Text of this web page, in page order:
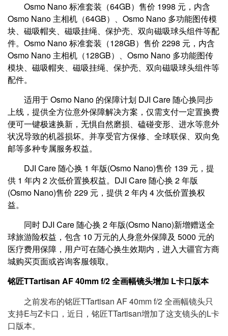
Osmo Nano 标准套装（64GB）售价 1998 元，内含
Osmo Nano 主相机（64GB）、Osmo Nano 多功能图传模
块、磁吸帽夹、磁吸挂绳、保护壳、双向磁吸球头组件等配
件。Osmo Nano 标准套装（128GB）售价 2298 元，内含
Osmo Nano 主相机（128GB）、Osmo Nano 多功能图传
模块、磁吸帽夹、磁吸挂绳、保护壳、双向磁吸球头组件等
配件。
适用于 Osmo Nano 的保障计划 DJI Care 随心换同步
上线，提供全方位意外保障解决方案，仅需支付一定置换费
便可一键极速换新，无惧自然磨损、磕碰变形、进水等意外
状况导致的机器损坏。并享受官方保修、全球联保、双向免
邮等多种专属服务权益。
DJI Care 随心换 1 年版(Osmo Nano)售价 139 元，提
供 1 年内 2 次低价置换权益。DJI Care 随心换 2 年版
(Osmo Nano)售价 229 元，提供 2 年内 4 次低价置换权
益。
同时 DJI Care 随心换 2 年版(Osmo Nano)新增赠送全
球旅游险权益，包含 10 万元的人身意外保障及 5000 元的
医疗费用保障，用户可在随心换生效期内，进入大疆官方商
城购买页面或咨询客服领取。
铭匠TTartisan AF 40mm f/2 全画幅镜头增加 L卡口版本
之前发布的铭匠TTartisan AF 40mm f/2 全画幅镜头只
支持E与Z卡口，近日，铭匠TTartisan增加了这支镜头的L卡
口版本。